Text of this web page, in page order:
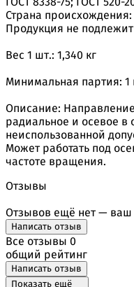
Страна
Продукция не
Вес 1 шт.: 1,340 кг
Минимальная партия: 1
Описание:
радиальное и осевое в
неиспользованной
Может работать под
частоте вращения.
Отзывы
Отзывов ещё нет — ваш
Написать отзыв
Все отзывы 0
общий рейтинг
Написать отзыв
Показать ещё